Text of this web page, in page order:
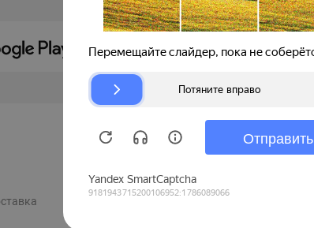
Продавцам